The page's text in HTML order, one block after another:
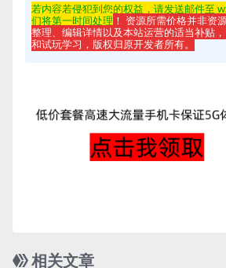
若内容若侵犯到您的权益，请发送邮件至
们将第一时间处理 ！ 资源所需价格并非资
整理、编辑详情以及本站运营的适当补贴
和试玩学习，版权归原开发者所有。
相关文章